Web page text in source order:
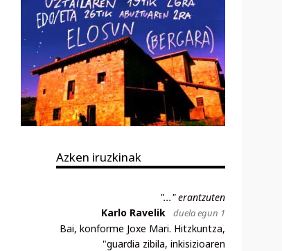
Azken iruzkinak
"..." erantzuten
Karlo Ravelik
duela egun 1
Bai, konforme Joxe Mari. Hitzkuntza,
"guardia zibila, inkisizioaren